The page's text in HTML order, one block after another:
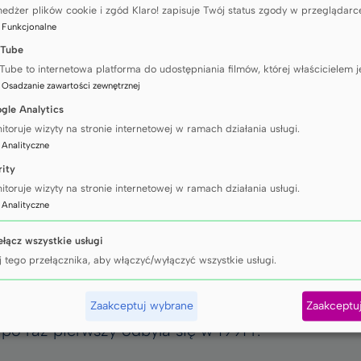
doktorantka PSzD GUMed bierze udział w
akcjach rzeczniczych i wydarzeniach
powodowanych przez produkty tytoniowe i
regulacji.
Uniwersytetu Medycznego oraz CTFK
zaszczyt. Udział w COP11 nie tylko pozwala
także wzmacnia przekonanie, że młode
polityki zdrowotnej. Naszym wspólnym
dla obecnych, jak i przyszłych pokoleń–
Palenia Tytoniu obchodzony jest corocznie w
w Stanach Zjednoczonych dzięki
do czytelników swojej gazety, by przez
ten szybko zyskał popularność i
raz pierwszy odbyła się w 1991 r.
plików cookie i zgód Klaro! zapisuje Twój status zgody w
Funkcjonalne
to internetowa platforma do udostępniania filmów, której właścicielem
Osadzanie zawartości zewnętrznej
Analytics
wizyty na stronie internetowej w ramach działania usługi.
Analityczne
wizyty na stronie internetowej w ramach działania usługi.
Analityczne
wszystkie usługi
tego przełącznika, aby włączyć/wyłączyć wszystkie usługi.
Zaakceptuj wybrane